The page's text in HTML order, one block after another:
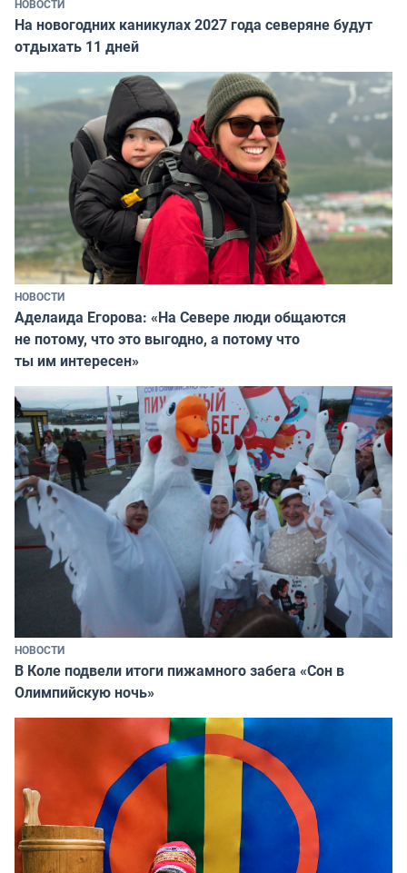
НОВОСТИ
На новогодних каникулах 2027 года северяне будут
отдыхать 11 дней
НОВОСТИ
Аделаида Егорова: «На Севере люди общаются
не потому, что это выгодно, а потому что
ты им интересен»
НОВОСТИ
В Коле подвели итоги пижамного забега «Сон в
Олимпийскую ночь»